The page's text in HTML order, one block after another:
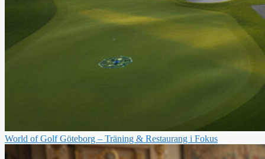
World of Golf Göteborg – Träning & Restaurang i Fokus